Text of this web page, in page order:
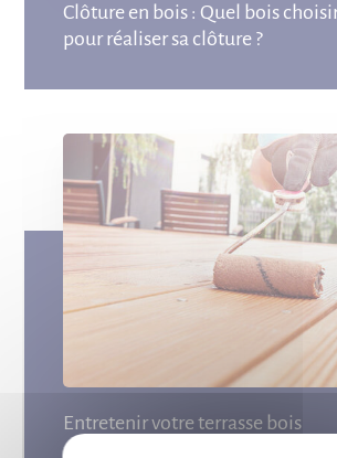
Clôture en bois : Quel bois
pour réaliser sa clôture ?
Entretenir votre terrasse bois